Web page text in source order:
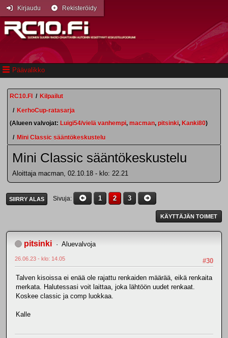
Päävalikko
Kirjaudu Rekisteröidy
RC10.FI / Kilpailut
/ KerhoCup-ratasarja
(Alueen valvojat: Luigi54/vielä vanhempi, macman, pitsinki, Kanki80)
/ Mini Classic sääntökeskustelu
Mini Classic sääntökeskustelu
Aloittaja macman, 02.10.18 - klo: 22.21
SIIRRY ALAS Sivuja 1 2 3
KÄYTTÄJÄN TOIMET
pitsinki Aluevalvoja
#30
26.06.23 - klo: 14.05
Talven kisoissa ei enää ole rajattu renkaiden määrää, eikä renkaita
merkata. Halutessasi voit laittaa, joka lähtöön uudet renkaat.
Koskee classic ja comp luokkaa.
Kalle